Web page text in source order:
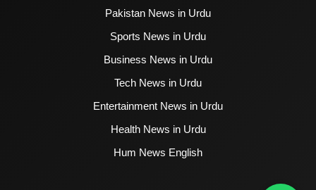
Pakistan News in Urdu
Sports News in Urdu
Business News in Urdu
Tech News in Urdu
Entertainment News in Urdu
Health News in Urdu
Hum News English